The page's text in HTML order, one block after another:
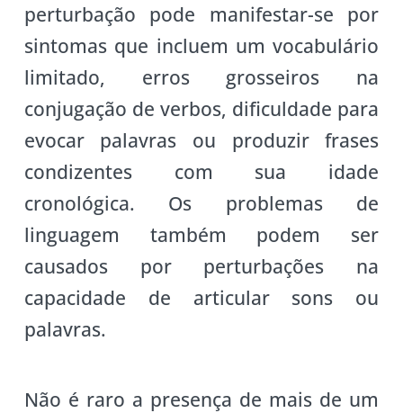
perturbação pode manifestar-se por
sintomas que incluem um vocabulário
limitado, erros grosseiros na
conjugação de verbos, dificuldade para
evocar palavras ou produzir frases
condizentes com sua idade
cronológica. Os problemas de
linguagem também podem ser
causados por perturbações na
capacidade de articular sons ou
palavras.
Não é raro a presença de mais de um